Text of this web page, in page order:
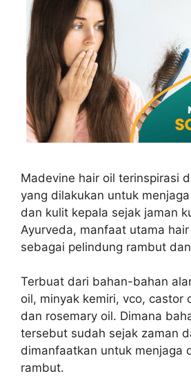
Madevine hair oil terinspirasi
yang dilakukan untuk
dan kulit kepala sejak jaman
Ayurveda, manfaat utama
sebagai pelindung rambut
Terbuat dari bahan-bahan
oil, minyak kemiri, vco, castor
dan rosemary oil. Dimana
tersebut sudah sejak zaman
dimanfaatkan untuk menjaga
rambut.